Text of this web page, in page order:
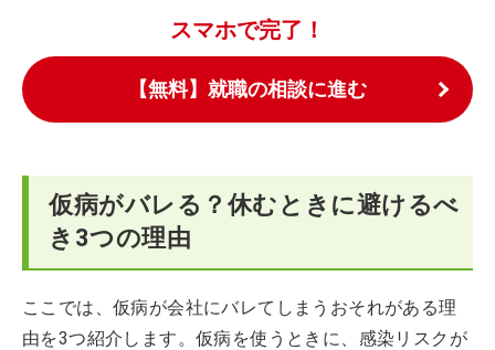
スマホで完了！
【無料】就職の相談に進む
仮病がバレる？休むときに避けるべ
き3つの理由
ここでは、仮病が会社にバレてしまうおそれがある理
由を3つ紹介します。仮病を使うときに、感染リスクが